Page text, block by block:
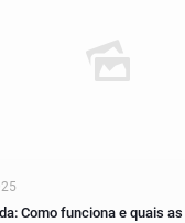
Como funciona e quais